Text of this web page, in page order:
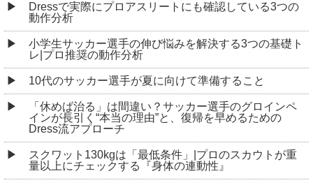
Dressで実際にプロアスリートにも確認している3つの
動作分析
小学生サッカー選手の伸び悩みを解決する3つの基礎ト
レ|プロ推奨の動作分析
10代のサッカー選手が夏に向けて準備すること
「休めば治る」は間違い？サッカー選手のグロインペ
インが長引く“本当の理由”と、復帰を早めるための
Dress流アプローチ
スクワット130kgは「最低条件」|プロのスカウトが重
量以上にチェックする『身体の連動性』